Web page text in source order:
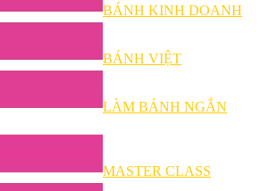
BÁNH KINH DOANH
BÁNH VIỆT
LÀM BÁNH NGẮN
MASTER CLASS